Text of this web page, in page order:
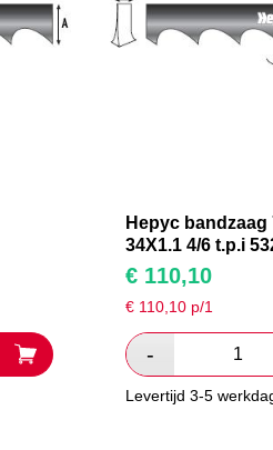
Hepyc bandzaag
34X1.1 4/6 t.p.i
€ 110,10
€ 110,10 p/1
Levertijd 3-5